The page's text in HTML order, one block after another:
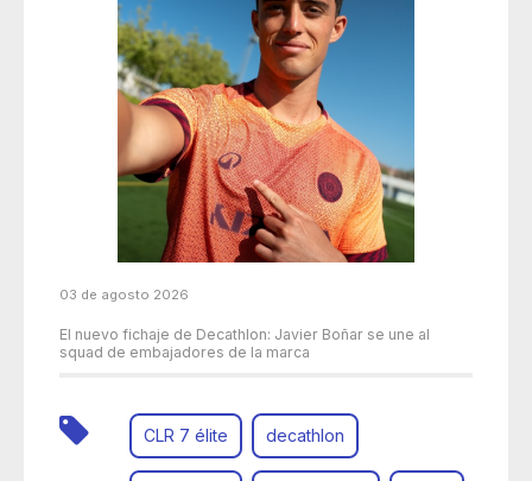
03 de agosto 2026
El nuevo fichaje de Decathlon: Javier Boñar se une al
squad de embajadores de la marca
CLR 7 élite decathlon